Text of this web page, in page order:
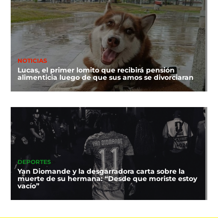
NOTICIAS
Lucas, el primer lomito que recibirá pensión
alimenticia luego de que sus amos se divorciaran
DEPORTES
Yan Diomande y la desgarradora carta sobre la
muerte de su hermana: “Desde que moriste estoy
vacío”